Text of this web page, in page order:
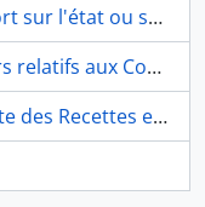
Benoît Suvée, à l’ambassadeur de l’Empereur auprès du Saint-Siège, fol. 105-106
de Mons. Lavaggi », fol. 107
179, contenant les fol. de 109 à 177 bis